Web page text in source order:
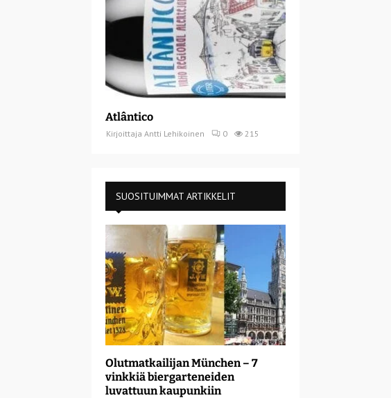
Atlântico
Kirjoittaja Antti Lehikoinen 0 215
SUOSITUIMMAT ARTIKKELIT
Olutmatkailijan München – 7
vinkkiä biergarteneiden
luvattuun kaupunkiin